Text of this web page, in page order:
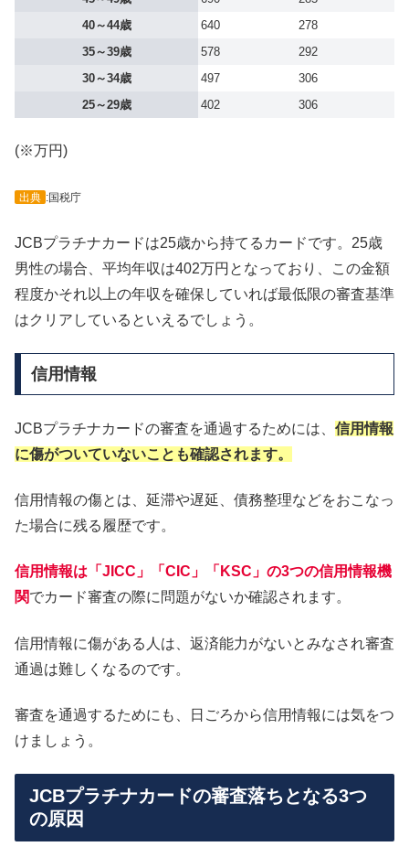
40～44歳
640
278
35～39歳
578
292
30～34歳
497
306
25～29歳
402 306
(※万円)
出典 :国税庁
JCBプラチナカードは25歳から持てるカードです。25歳
男性の場合、平均年収は402万円となっており、この金額
程度かそれ以上の年収を確保していれば最低限の審査基準
はクリアしているといえるでしょう。
信用情報
JCBプラチナカードの審査を通過するためには、 信用情報
に傷がついていないことも確認されます。
信用情報の傷とは、延滞や遅延、債務整理などをおこなっ
た場合に残る履歴です。
信用情報は「JICC」「CIC」「KSC」の3つの信用情報機
関でカード審査の際に問題がないか確認されます。
信用情報に傷がある人は、返済能力がないとみなされ審査
通過は難しくなるのです。
審査を通過するためにも、日ごろから信用情報には気をつ
けましょう。
JCBプラチナカードの審査落ちとなる3つ
の原因